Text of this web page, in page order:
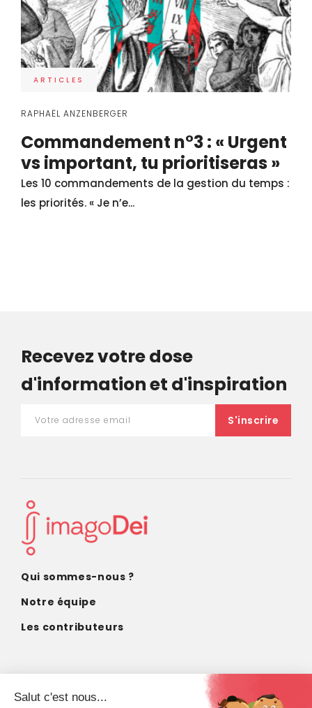
ARTICLES
RAPHAËL ANZENBERGER
Commandement n°3 : « Urgent
vs important, tu prioritiseras »
Les 10 commandements de la gestion du temps :
les priorités. « Je n’e...
Recevez votre dose
d'information et d'inspiration
Qui sommes-nous ?
Notre équipe
Les contributeurs